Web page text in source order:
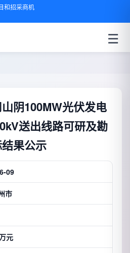
和招采商机
☰
阴100MW光伏发电
送出线路可研及勘
果公示
09
市
元